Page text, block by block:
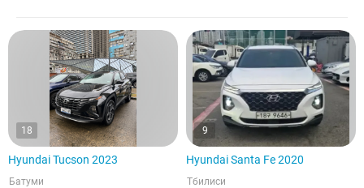
18
Hyundai Tucson 2023
Батуми
9
Hyundai Santa Fe 2020
Тбилиси